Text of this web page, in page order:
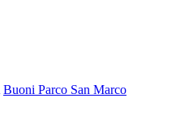
Buoni Parco San Marco